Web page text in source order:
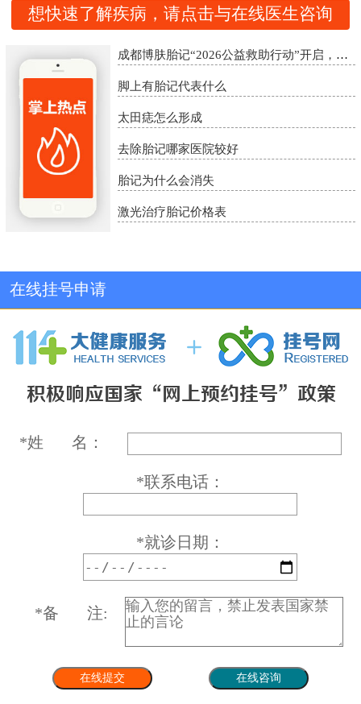
想快速了解疾病，请点击与在线医生咨询
成都博肤胎记“2026公益救助行动”开启，精准诊疗助胎记患者重启自信
脚上有胎记代表什么
太田痣怎么形成
去除胎记哪家医院较好
胎记为什么会消失
激光治疗胎记价格表
在线挂号申请
*姓 名：
*联系电话：
*就诊日期：
*备 注: